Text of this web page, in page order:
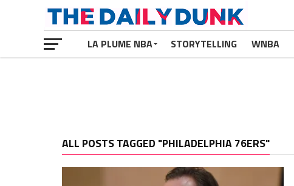
LA PLUME NBA STORYTELLING WNBA
ALL POSTS TAGGED "PHILADELPHIA 76ERS"